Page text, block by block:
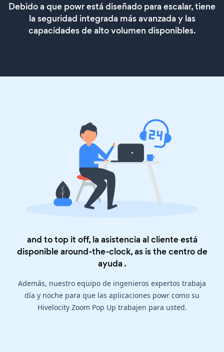
Debido a que powr está diseñado para escalar, tiene
la seguridad integrada más avanzada y las
capacidades de alto volumen disponibles.
and to top it off, la asistencia al cliente está
disponible around-the-clock, as is thecentro de
ayuda .
Además, nuestro equipo de ingenieros expertos trabaja
día y noche para que las aplicaciones powr como su
Hivelocity Zoom Pop Up trabajen para usted.